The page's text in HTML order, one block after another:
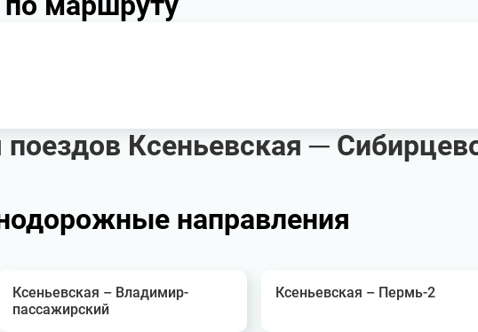
Ксеньевская ─
направления
Ксеньевская – Владимир-
пассажирский
Ксеньевская – Пермь-2